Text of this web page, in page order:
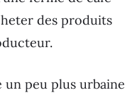
des produits
un peu plus urbaine